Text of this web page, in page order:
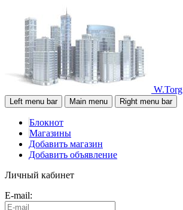
W.Torg
Left menu bar Main menu Right menu bar
Блокнот
Магазины
Добавить магазин
Добавить объявление
Личный кабинет
E-mail: